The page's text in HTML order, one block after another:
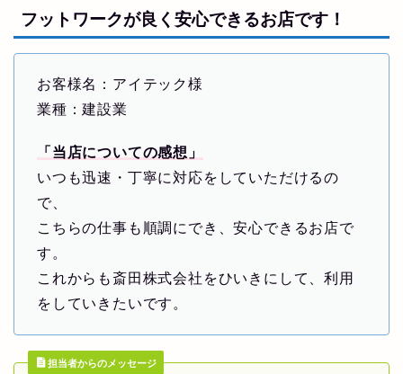
フットワークが良く安心できるお店です！
お客様名：アイテック様
業種：建設業
「当店についての感想」
いつも迅速・丁寧に対応をしていただけるの
で、
こちらの仕事も順調にでき、安心できるお店で
す。
これからも斎田株式会社をひいきにして、利用
をしていきたいです。
担当者からのメッセージ